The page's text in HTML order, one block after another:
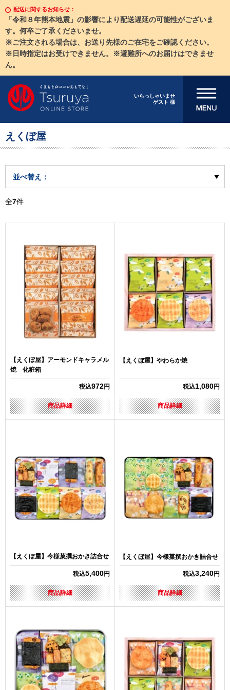
配送に関するお知らせ：
「令和８年熊本地震」の影響により配送遅延の可能性がございま
す。何卒ご了承くださいませ。
※ご注文される場合は、お送り先様のご在宅をご確認ください。
※日時指定はお受けできません。※避難所へのお届けはできませ
ん。
いらっしゃいませ
ゲスト 様
メニューを開
えくぼ屋
並べ替え：
全7件
【えくぼ屋】アーモンドキャラメル
焼 化粧箱
税込972円
商品詳細
【えくぼ屋】やわらか焼
税込1,080円
商品詳細
【えくぼ屋】今様菓撰おかき詰合せ
税込5,400円
商品詳細
【えくぼ屋】今様菓撰おかき詰合せ
税込3,240円
商品詳細